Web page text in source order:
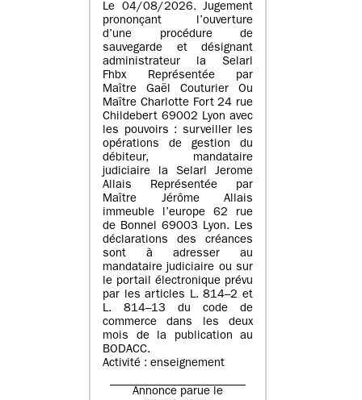
Le 04/08/2026. Jugement
prononçant l’ouverture
d’une procédure de
sauvegarde et désignant
administrateur la Selarl
Fhbx Représentée par
Maître Gaël Couturier Ou
Maître Charlotte Fort 24 rue
Childebert 69002 Lyon avec
les pouvoirs : surveiller les
opérations de gestion du
débiteur, mandataire
judiciaire la Selarl Jerome
Allais Représentée par
Maître Jérôme Allais
immeuble l’europe 62 rue
de Bonnel 69003 Lyon. Les
déclarations des créances
sont à adresser au
mandataire judiciaire ou sur
le portail électronique prévu
par les articles L. 814–2 et
L. 814–13 du code de
commerce dans les deux
mois de la publication au
BODACC.
Activité : enseignement
Annonce parue le